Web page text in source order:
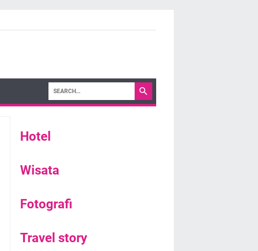
Hotel
Wisata
Fotografi
Travel story